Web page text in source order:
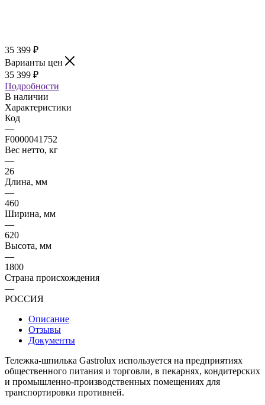
35 399 ₽
Варианты цен
35 399 ₽
Подробности
В наличии
Характеристики
Код
—
F0000041752
Вес нетто, кг
—
26
Длина, мм
—
460
Ширина, мм
—
620
Высота, мм
—
1800
Страна происхождения
—
РОССИЯ
Описание
Отзывы
Документы
Тележка-шпилька Gastroluх используется на предприятиях
общественного питания и торговли, в пекарнях, кондитерских
и промышленно-производственных помещениях для
транспортировки противней.